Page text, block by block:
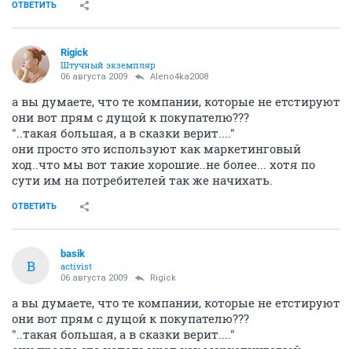
мне, как и многим здесь, абсолютно все равно на чем тестируется
продукция, главное чтобы она не была вредна для нас, человеков
Тестируя косметику на животных компания
относится к покупателям также как и к ним, к
расходному материалу, им нужны только деньги
которые вы заплатите за продукт.
а что вам даст изучение общественного мнения по этому вопросу?
Интересно мнение форумчан, что тут такого? Вроде
правилами форума разрешается спрашивать мнение
brukar0, ужасное видео, я не смогла досмотреть даже
косметику из списка тех фирм которая тестирует ее
на животных...